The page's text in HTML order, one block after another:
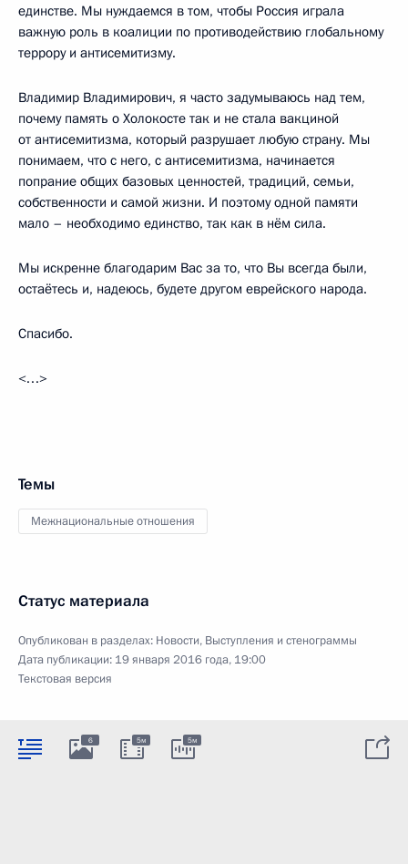
единстве. Мы нуждаемся в том, чтобы Россия играла
важную роль в коалиции по противодействию глобальному
террору и антисемитизму.
Владимир Владимирович, я часто задумываюсь над тем,
почему память о Холокосте так и не стала вакциной
от антисемитизма, который разрушает любую страну. Мы
понимаем, что с него, с антисемитизма, начинается
попрание общих базовых ценностей, традиций, семьи,
собственности и самой жизни. И поэтому одной памяти
мало – необходимо единство, так как в нём сила.
Мы искренне благодарим Вас за то, что Вы всегда были,
остаётесь и, надеюсь, будете другом еврейского народа.
Спасибо.
<…>
Темы
Межнациональные отношения
Статус материала
Опубликован в разделах: Новости, Выступления и стенограммы
Дата публикации: 19 января 2016 года, 19:00
Текстовая версия
6 5м 5м